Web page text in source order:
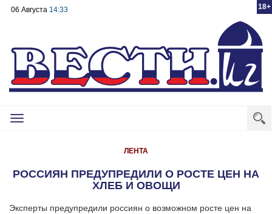
18+
06 Августа 14:33
Toggle
ЛЕНТА
РОССИЯН ПРЕДУПРЕДИЛИ О РОСТЕ ЦЕН НА
ХЛЕБ И ОВОЩИ
Эксперты предупредили россиян о возможном росте цен на